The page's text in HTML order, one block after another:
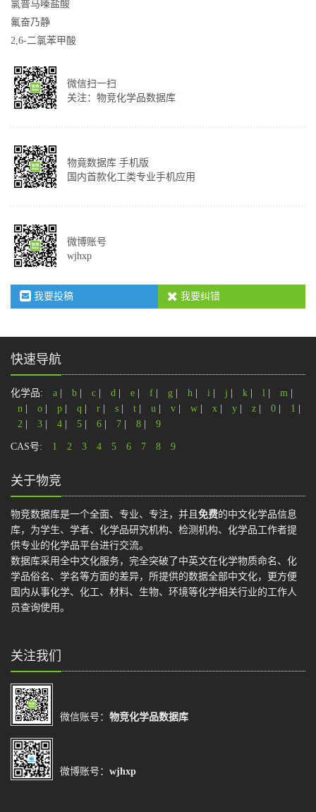
氯普马嗪盐酸
氟奋乃静
2,6-二氯苯甲酸
微信扫一扫
关注：物竞化学品数据库
物竟数据库 手机版
国内首款化工类专业手机应用
微博账号
wjhxp
我要投稿 我要纠错
快速导航
化学品: a b c d e f g h i j k l m
n
o p q r s t u v w x y z 0 1
2
3 4 5 6 7 8 9
CAS号: 1 2 3 4 5 6 7 8 9
关于物竞
物竞数据库是一个全面、专业、专注，并且 免费的中文化学品信息
库，为学生、学者、化学品研究机构、检测机构、化学品工作者提
供专业的化学品平台进行交流。
数据库采用全中文化服务，完全突破了中英文在化学物质命名、化
学品俗名、学名等方面的差异，所提供的数据全部中文化，更方便
国内从事化学、化工、材料、生物、环境等化学相关行业的工作人
员查询使用。
关注我们
微信账号： 物竞化学品数据库
微博账号： wjhxp